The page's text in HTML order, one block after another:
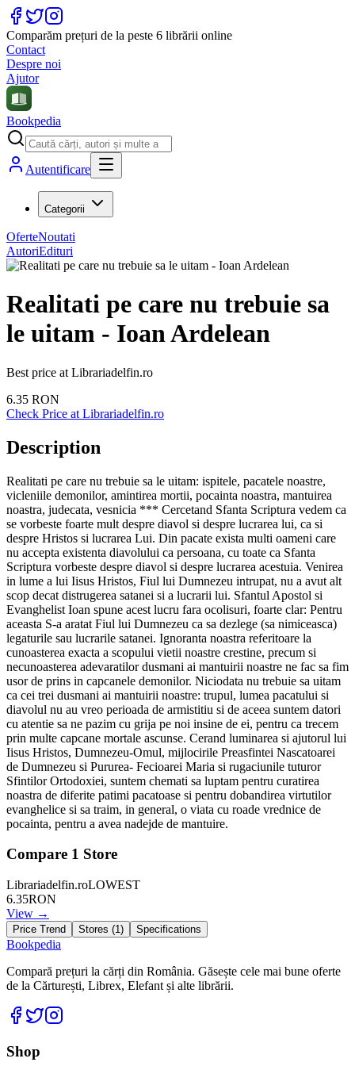
Comparăm prețuri de la peste 6 librării online
Contact
Despre noi
Ajutor
Bookpedia
Autentificare
Categorii
OferteNoutati
AutoriEdituri
Realitati pe care nu trebuie sa
le uitam - Ioan Ardelean
Best price at Librariadelfin.ro
6.35 RON
Check Price at Librariadelfin.ro
Description
Realitati pe care nu trebuie sa le uitam: ispitele, pacatele noastre,
vicleniile demonilor, amintirea mortii, pocainta noastra, mantuirea
noastra, judecata, vesnicia *** Cercetand Sfanta Scriptura vedem ca
se vorbeste foarte mult despre diavol si despre lucrarea lui, ca si
despre Hristos si lucrarea Lui. Din pacate exista multi oameni care
nu accepta existenta diavolului ca persoana, cu toate ca Sfanta
Scriptura vorbeste despre diavol si despre lucrarea acestuia. Venirea
in lume a lui Iisus Hristos, Fiul lui Dumnezeu intrupat, nu a avut alt
scop decat distrugerea satanei si a lucrarii lui. Sfantul Apostol si
Evanghelist Ioan spune acest lucru fara ocolisuri, foarte clar: Pentru
aceasta S-a aratat Fiul lui Dumnezeu ca sa dezlege (sa nimiceasca)
legaturile sau lucrarile satanei. Ignoranta noastra referitoare la
cunoasterea exacta a scopului vietii noastre crestine, precum si
necunoasterea adevaratilor dusmani ai mantuirii noastre ne fac sa fim
usor de prins in capcanele demonilor. Niciodata nu trebuie sa uitam
ca cei trei dusmani ai mantuirii noastre: trupul, lumea pacatului si
diavolul nu au vreo perioada de armistitiu si de aceea suntem datori
cu atentie sa ne pazim cu grija pe noi insine de ei, pentru ca trecem
prin multe capcane mortale ascunse. Cerand luminarea si ajutorul lui
Iisus Hristos, Dumnezeu-Omul, mijlocirile Preasfintei Nascatoarei
de Dumnezeu si Pururea- Fecioarei Maria si rugaciunile tuturor
Sfintilor Ortodoxiei, suntem chemati sa luptam pentru curatirea
noastra de diferite patimi pacatoase si pentru dobandirea virtutilor
evanghelice si sa traim, in general, o viata cu roade vrednice de
pocainta, pentru a avea nadejde de mantuire.
Compare 1 Store
Librariadelfin.roLOWEST
6.35RON
View →
Price Trend Stores (1) Specifications
Bookpedia
Compară prețuri la cărți din România. Găsește cele mai bune oferte
de la Cărturești, Librex, Elefant și alte librării.
Facebook
Twitter
Shop